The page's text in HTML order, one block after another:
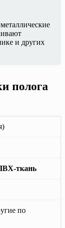
и других
полога
ткань
по